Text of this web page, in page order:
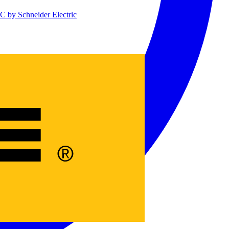
by Schneider Electric